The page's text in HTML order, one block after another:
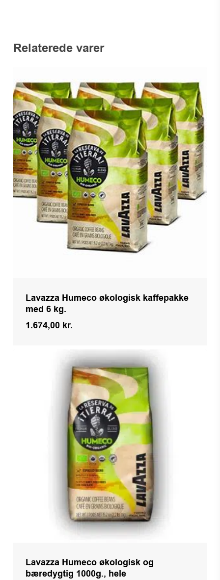
Relaterede varer
Lavazza Humeco økologisk kaffepakke
med 6 kg.
1.674,00 kr.
Lavazza Humeco økologisk og
bæredygtig 1000g., hele